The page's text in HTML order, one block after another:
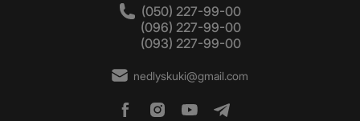
(050) 227-99-00
(096) 227-99-00
(093) 227-99-00
nedlyskuki@gmail.com